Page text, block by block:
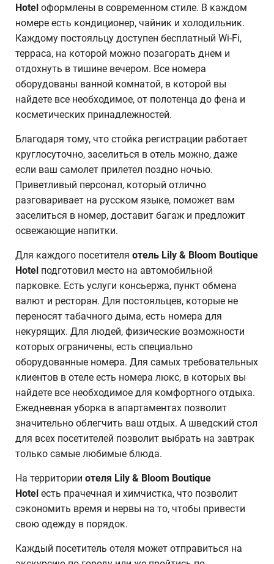
Hotel оформлены в современном стиле. В каждом
номере есть кондиционер, чайник и холодильник.
Каждому постояльцу доступен бесплатный Wi-Fi,
терраса, на которой можно позагорать днем и
отдохнуть в тишине вечером. Все номера
оборудованы ванной комнатой, в которой вы
найдете все необходимое, от полотенца до фена и
косметических принадлежностей.
Благодаря тому, что стойка регистрации работает
круглосуточно, заселиться в отель можно, даже
если ваш самолет прилетел поздно ночью.
Приветливый персонал, который отлично
разговаривает на русском языке, поможет вам
заселиться в номер, доставит багаж и предложит
освежающие напитки.
Для каждого посетителя отель Lily & Bloom Boutique
Hotel подготовил место на автомобильной
парковке. Есть услуги консьержа, пункт обмена
валют и ресторан. Для постояльцев, которые не
переносят табачного дыма, есть номера для
некурящих. Для людей, физические возможности
которых ограничены, есть специально
оборудованные номера. Для самых требовательных
клиентов в отеле есть номера люкс, в которых вы
найдете все необходимое для комфортного отдыха.
Ежедневная уборка в апартаментах позволит
значительно облегчить ваш отдых. А шведский стол
для всех посетителей позволит выбрать на завтрак
только самые любимые блюда.
На территории отеля Lily & Bloom Boutique
Hotel есть прачечная и химчистка, что позволит
сэкономить время и нервы на то, чтобы привести
свою одежду в порядок.
Каждый посетитель отеля может отправиться на